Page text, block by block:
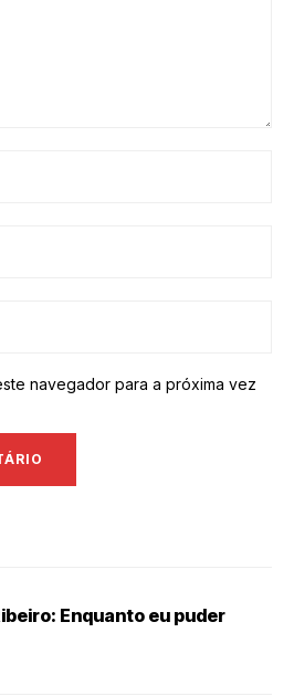
navegador para a próxima vez
Enquanto eu puder